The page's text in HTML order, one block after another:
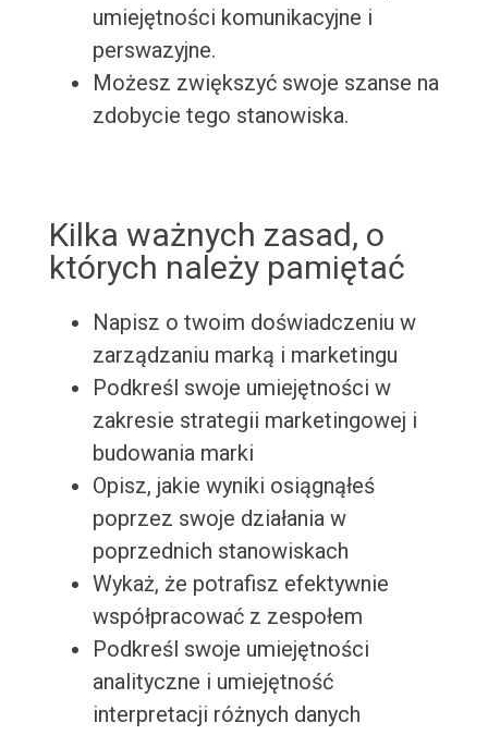
umiejętności komunikacyjne i
perswazyjne.
Możesz zwiększyć swoje szanse na
zdobycie tego stanowiska.
Kilka ważnych zasad, o
których należy pamiętać
Napisz o twoim doświadczeniu w
zarządzaniu marką i marketingu
Podkreśl swoje umiejętności w
zakresie strategii marketingowej i
budowania marki
Opisz, jakie wyniki osiągnąłeś
poprzez swoje działania w
poprzednich stanowiskach
Wykaż, że potrafisz efektywnie
współpracować z zespołem
Podkreśl swoje umiejętności
analityczne i umiejętność
interpretacji różnych danych